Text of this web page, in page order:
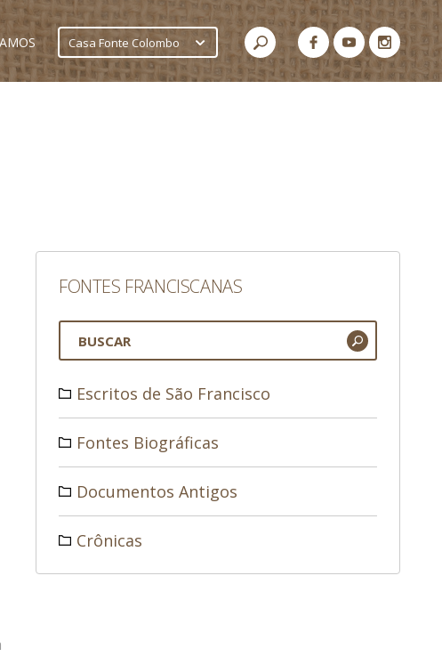
Casa Fonte Colombo
FONTES FRANCISCANAS
Escritos de São Francisco
Fontes Biográficas
Documentos Antigos
Crônicas